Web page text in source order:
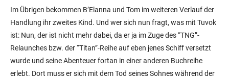
Im Übrigen bekommen B’Elanna und Tom im weiteren Verlauf der
Handlung ihr zweites Kind. Und wer sich nun fragt, was mit Tuvok
ist: Nun, der ist nicht mehr dabei, da er ja im Zuge des “TNG”-
Relaunches bzw. der “Titan”-Reihe auf eben jenes Schiff versetzt
wurde und seine Abenteuer fortan in einer anderen Buchreihe
erlebt. Dort muss er sich mit dem Tod seines Sohnes während der